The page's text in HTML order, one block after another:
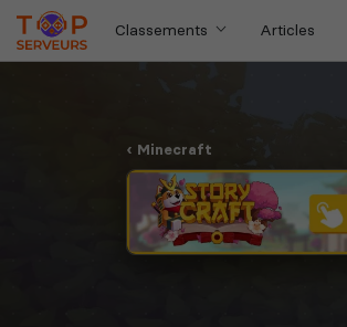
Classements Articles
Minecraft